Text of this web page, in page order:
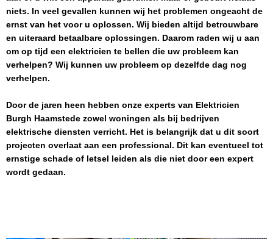
niets. In veel gevallen kunnen wij het problemen ongeacht de
ernst van het voor u oplossen. Wij bieden altijd betrouwbare
en uiteraard betaalbare oplossingen. Daarom raden wij u aan
om op tijd een elektricien te bellen die uw probleem kan
verhelpen? Wij kunnen uw probleem op dezelfde dag nog
verhelpen.
Door de jaren heen hebben onze experts van Elektricien
Burgh Haamstede zowel woningen als bij bedrijven
elektrische diensten verricht. Het is belangrijk dat u dit soort
projecten overlaat aan een professional. Dit kan eventueel tot
ernstige schade of letsel leiden als die niet door een expert
wordt gedaan.